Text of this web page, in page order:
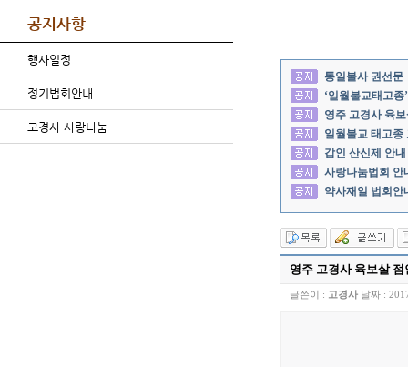
공지사항
행사일정
정기법회안내
고경사 사랑나눔
통일불사 권선문
‘일월불교태고
영주 고경사 육
일월불교 태고종
갑인 산신제 안내
사랑나눔법회 안
약사재일 법회안
영주 고경사 육보살
글쓴이 : 고경사 날짜 :